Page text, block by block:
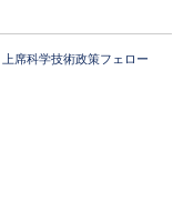
席科学技術政策フェロー